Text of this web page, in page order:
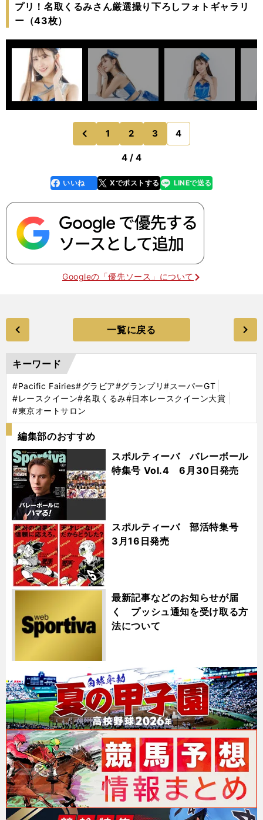
プリ！名取くるみさん厳選撮り下ろしフォトギャラリ
ー（43枚）
前
のページへ
1 2 3 4
4 / 4
faceboo
k
いいね Xでポストする
line LINEで送る
Googleの「優先ソース」について
一覧に戻る
キーワード
#Pacific Fairies#グラビア#グランプリ#スーパーGT
#レースクイーン#名取くるみ#日本レースクイーン大賞
#東京オートサロン
編集部のおすすめ
スポルティーバ バレーボール
特集号 Vol.4 6月30日発売
スポルティーバ 部活特集号
3月16日発売
最新記事などのお知らせが届
く プッシュ通知を受け取る方
法について